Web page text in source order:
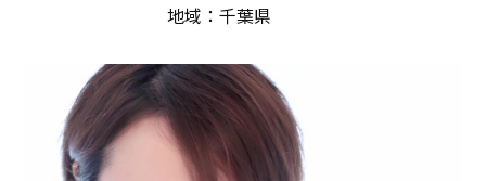
地域：千葉県